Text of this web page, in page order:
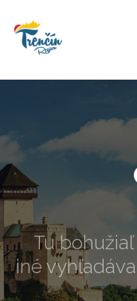
Tu
iné